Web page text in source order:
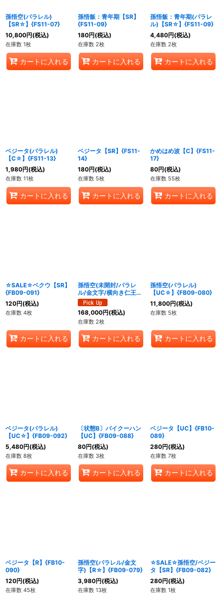
孫悟空(パラレル)
【SR☆】{FS11-07}
10,800円(税込)
在庫数 1枚
カートに入れる
孫悟飯：青年期【SR】
{FS11-09}
180円(税込)
在庫数 2枚
カートに入れる
孫悟飯：青年期(パラレ
ル)【SR☆】{FS11-09}
4,480円(税込)
在庫数 2枚
カートに入れる
ベジータ(パラレル)
【C☆】{FS11-13}
1,980円(税込)
在庫数 11枚
カートに入れる
ベジータ【SR】{FS11-
14}
180円(税込)
在庫数 5枚
カートに入れる
かめはめ波【C】{FS11-
17}
80円(税込)
在庫数 55枚
カートに入れる
☆SALE☆ベクウ【SR】
{FB09-091}
120円(税込)
在庫数 4枚
カートに入れる
孫悟空(未開封/パラレ
ル/金文字/横向き仁王立
ち)【SR☆】{FS11-07}
168,000円(税込)
在庫数 2枚
カートに入れる
孫悟空(パラレル)
【UC☆】{FB09-080}
11,800円(税込)
在庫数 5枚
カートに入れる
ベジータ(パラレル)
【UC☆】{FB09-092}
5,480円(税込)
在庫数 8枚
カートに入れる
〔状態B〕パイクーハン
【UC】{FB09-088}
80円(税込)
在庫数 3枚
カートに入れる
ベジータ【UC】{FB10-
089}
280円(税込)
在庫数 7枚
カートに入れる
ベジータ【R】{FB10-
090}
120円(税込)
在庫数 45枚
孫悟空(パラレル/金文
字)【R☆】{FB09-079}
3,980円(税込)
在庫数 13枚
☆SALE☆孫悟空/ベジー
タ【SR】{FB09-082}
280円(税込)
在庫数 1枚